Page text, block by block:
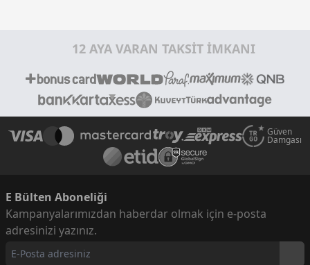
12 AYA VARAN TAKSİT İMKANI
Güven
Damgası
E Bülten Aboneliği
Kampanyalarımızdan haberdar olmak için e-posta
adresinizi yazınız.